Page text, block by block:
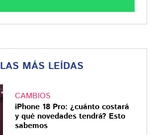
LAS MÁS LEÍDAS
CAMBIOS
iPhone 18 Pro: ¿cuánto costará
y qué novedades tendrá? Esto
sabemos